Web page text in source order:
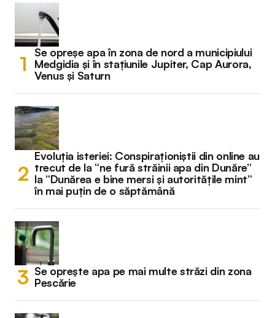
Se opreșe apa în zona de nord a municipiului
Medgidia și în stațiunile Jupiter, Cap Aurora,
Venus și Saturn
Evoluția isteriei: Conspiraționiștii din online au
trecut de la “ne fură străinii apa din Dunăre”
la “Dunărea e bine mersi și autoritățile mint”
în mai puțin de o săptămână
Se oprește apa pe mai multe străzi din zona
Pescărie